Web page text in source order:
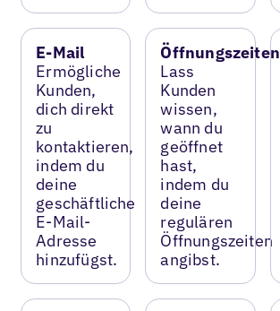
E-Mail
Ermögliche
Kunden,
dich direkt
zu
kontaktieren,
indem du
deine
geschäftliche
E-Mail-
Adresse
hinzufügst.
Öffnungszeiten
Lass
Kunden
wissen,
wann du
geöffnet
hast,
indem du
deine
regulären
Öffnungszeiten
angibst.